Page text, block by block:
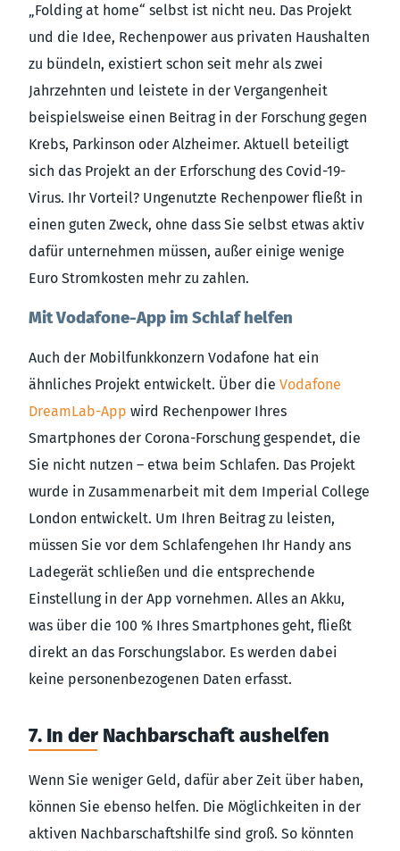
„Folding at home“ selbst ist nicht neu. Das Projekt
und die Idee, Rechenpower aus privaten Haushalten
zu bündeln, existiert schon seit mehr als zwei
Jahrzehnten und leistete in der Vergangenheit
beispielsweise einen Beitrag in der Forschung gegen
Krebs, Parkinson oder Alzheimer. Aktuell beteiligt
sich das Projekt an der Erforschung des Covid-19-
Virus. Ihr Vorteil? Ungenutzte Rechenpower fließt in
einen guten Zweck, ohne dass Sie selbst etwas aktiv
dafür unternehmen müssen, außer einige wenige
Euro Stromkosten mehr zu zahlen.
Mit Vodafone-App im Schlaf helfen
Auch der Mobilfunkkonzern Vodafone hat ein
ähnliches Projekt entwickelt. Über die Vodafone
DreamLab-App wird Rechenpower Ihres
Smartphones der Corona-Forschung gespendet, die
Sie nicht nutzen – etwa beim Schlafen. Das Projekt
wurde in Zusammenarbeit mit dem Imperial College
London entwickelt. Um Ihren Beitrag zu leisten,
müssen Sie vor dem Schlafengehen Ihr Handy ans
Ladegerät schließen und die entsprechende
Einstellung in der App vornehmen. Alles an Akku,
was über die 100 % Ihres Smartphones geht, fließt
direkt an das Forschungslabor. Es werden dabei
keine personenbezogenen Daten erfasst.
7. In der Nachbarschaft aushelfen
Wenn Sie weniger Geld, dafür aber Zeit über haben,
können Sie ebenso helfen. Die Möglichkeiten in der
aktiven Nachbarschaftshilfe sind groß. So könnten